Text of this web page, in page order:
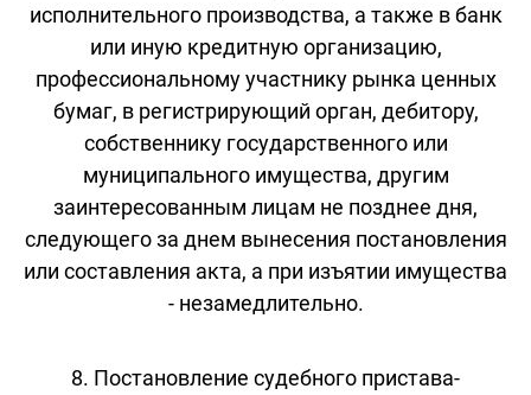
исполнительного производства, а также в банк
или иную кредитную организацию,
профессиональному участнику рынка ценных
бумаг, в регистрирующий орган, дебитору,
собственнику государственного или
муниципального имущества, другим
заинтересованным лицам не позднее дня,
следующего за днем вынесения постановления
или составления акта, а при изъятии имущества
- незамедлительно.
8. Постановление судебного пристава-